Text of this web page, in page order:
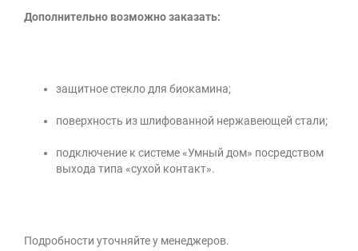
Дополнительно возможно заказать:
защитное стекло для биокамина;
поверхность из шлифованной нержавеющей стали;
подключение к системе «Умный дом» посредством
выхода типа «сухой контакт».
Подробности уточняйте у менеджеров.